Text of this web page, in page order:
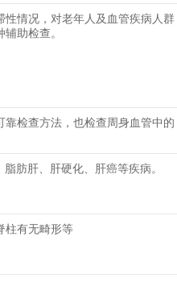
情况，对老年人及血管疾病人群
助检查。
检查方法，也检查周身血管中的
肪肝、肝硬化、肝癌等疾病。
柱有无畸形等